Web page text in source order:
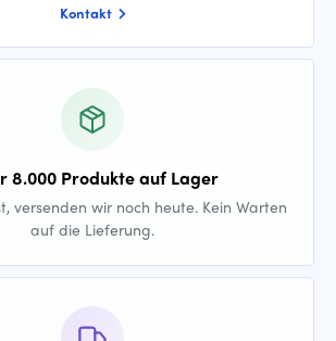
Kontakt
8.000 Produkte auf Lager
versenden wir noch heute. Kein Warten
auf die Lieferung.